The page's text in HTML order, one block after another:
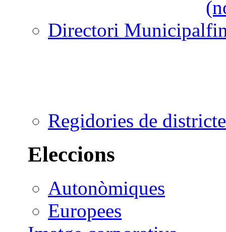
Directori Municipal
Regidories de districte
Eleccions
Autonòmiques
Europees